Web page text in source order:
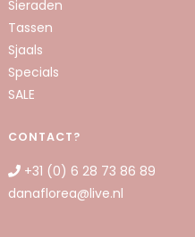
Sieraden
Tassen
Sjaals
Specials
SALE
CONTACT?
+31 (0) 6 28 73 86 89
danaflorea@live.nl